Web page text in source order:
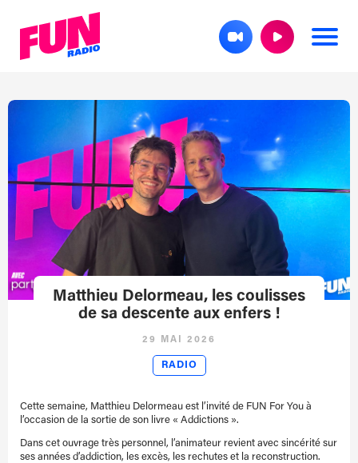
Matthieu Delormeau, les coulisses
de sa descente aux enfers !
29 MAI 2026
RADIO
Cette semaine, Matthieu Delormeau est l’invité de FUN For You à
l’occasion de la sortie de son livre « Addictions ».
Dans cet ouvrage très personnel, l’animateur revient avec sincérité sur
ses années d’addiction, les excès, les rechutes et la reconstruction.